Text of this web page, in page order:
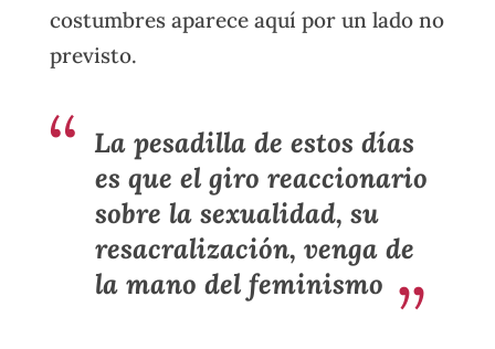
costumbres aparece aquí por un lado no
previsto.
La pesadilla de estos días
es que el giro reaccionario
sobre la sexualidad, su
resacralización, venga de
la mano del feminismo